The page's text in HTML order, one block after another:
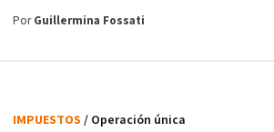
PorGuillermina Fossati
IMPUESTOS / Operación única